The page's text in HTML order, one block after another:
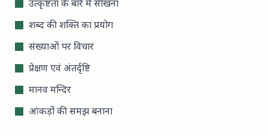
उत्कृष्टता के बारे में सीखना
शब्द की शक्ति का प्रयोग
संख्याओं पर विचार
प्रेक्षण एवं अंतर्दृष्टि
मानव मन्दिर
आंकड़ों की समझ बनाना